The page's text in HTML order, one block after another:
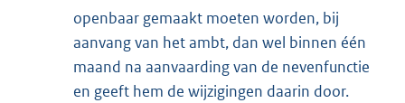
openbaar gemaakt moeten worden, bij
aanvang van het ambt, dan wel binnen één
maand na aanvaarding van de nevenfunctie
en geeft hem de wijzigingen daarin door.